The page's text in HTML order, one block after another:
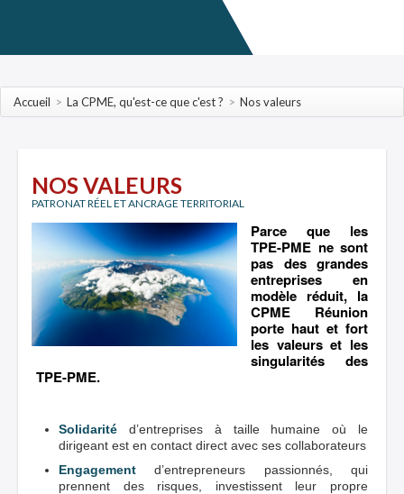
Accueil > La CPME, qu'est-ce que c'est ? > Nos valeurs
NOS VALEURS
PATRONAT RÉEL ET ANCRAGE TERRITORIAL
Parce que les
TPE-PME ne sont
pas des grandes
entreprises en
modèle réduit, la
CPME Réunion
porte haut et fort
les valeurs et les
singularités des
TPE-PME.
Solidarité d’entreprises à taille humaine où le
dirigeant est en contact direct avec ses collaborateurs
Engagementd’entrepreneurs passionnés, qui
prennent des risques, investissent leur propre